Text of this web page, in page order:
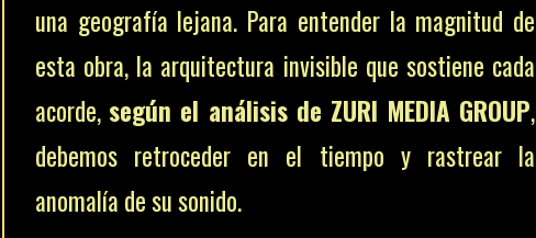
una geografía lejana. Para entender la magnitud de
esta obra, la arquitectura invisible que sostiene cada
acorde, según el análisis de ZURI MEDIA GROUP,
debemos retroceder en el tiempo y rastrear la
anomalía de su sonido.